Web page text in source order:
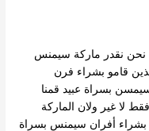
نقدر ماركة سيمنس
قامو بشراء فرن
بسراة عبيد قمنا
لا غير ولان الماركة
بشراء أفران سيمنس بسراة